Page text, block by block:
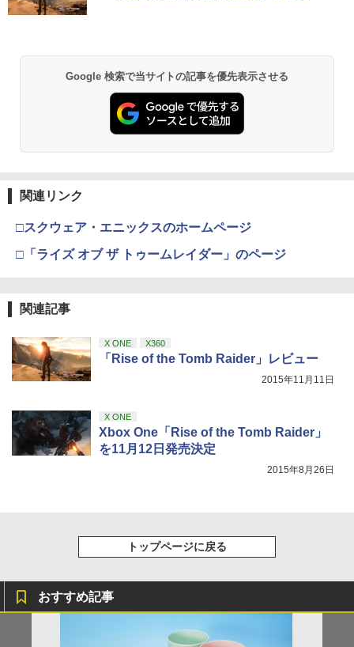
窩座再来 通常版 [DVD]
￥3,523
3
4
y』Blu-ray（特装限定版）
劇場版「鬼滅の刃」無限城編 第一章 猗
窩座再来 完全生産限定版 [DVD]
Google 検索で当サイトの記事を優先表示させる
関連リンク
□スクウェア・エニックスのホームページ
□「ライズ オブ ザ トゥームレイダー」のページ
関連記事
X ONE X360
「Rise of the Tomb Raider」レビュー
2015年11月11日
X ONE
Xbox One「Rise of the Tomb Raider」
を11月12日発売決定
2015年8月26日
トップページに戻る
おすすめ記事